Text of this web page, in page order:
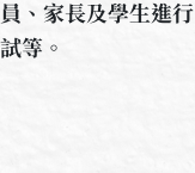
、家長及學生進行
等。